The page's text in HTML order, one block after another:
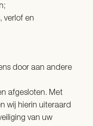
verlof en
door aan andere
afgesloten. Met
wij hierin uiteraard
van uw